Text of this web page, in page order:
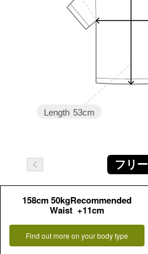
Length 53cm
フリー
158cm 50kgRecommended
Waist +11cm
Find out more on your body type